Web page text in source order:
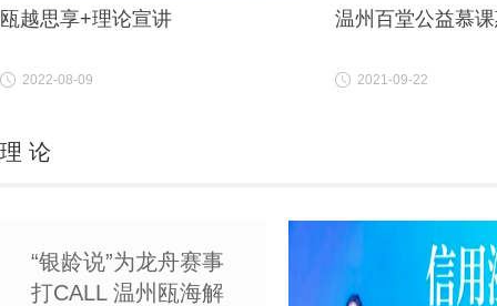
瓯越思享+理论宣讲
2022-08-09
温州百堂公益慕
2021-09-22
理 论
“银龄说”为龙舟赛事
打CALL 温州瓯海解